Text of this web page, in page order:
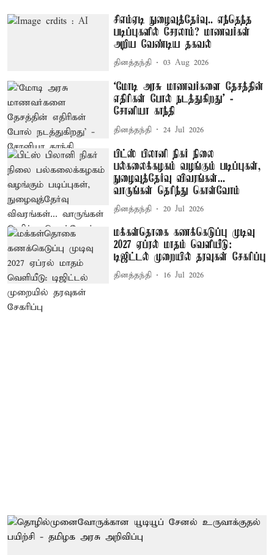
சிஎம்ஏடி நுழைவுத்தேர்வு.. எந்தெந்த
படிப்புகளில் சேரலாம்? மாணவர்கள்
அறிய வேண்டிய தகவல்
தினத்தந்தி 03 Aug 2026
‘மோடி அரசு மாணவர்களை தேசத்தின்
எதிரிகள் போல் நடத்துகிறது’ -
சோனியா காந்தி
தினத்தந்தி 24 Jul 2026
பிட்ஸ் பிலானி நிகர் நிலை
பல்கலைக்கழகம் வழங்கும் படிப்புகள்,
நுழைவுத்தேர்வு விவரங்கள்...
வாருங்கள் தெரிந்து கொள்வோம்
தினத்தந்தி 20 Jul 2026
மக்கள்தொகை கணக்கெடுப்பு முடிவு
2027 ஏப்ரல் மாதம் வெளியீடு:
டிஜிட்டல் முறையில் தரவுகள் சேகரிப்பு
தினத்தந்தி 16 Jul 2026